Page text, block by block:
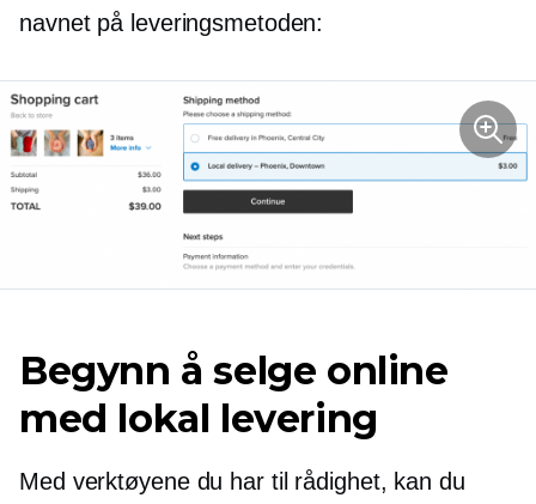
navnet på leveringsmetoden:
Begynn å selge online
med lokal levering
Med verktøyene du har til rådighet, kan du